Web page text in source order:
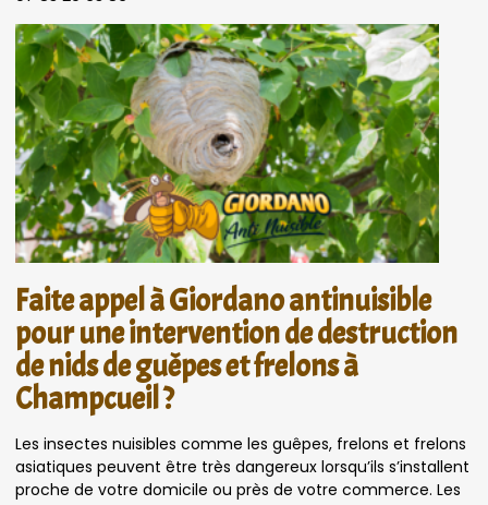
Faite appel à Giordano antinuisible
pour une intervention de destruction
de nids de guêpes et frelons à
Champcueil ?
Les insectes nuisibles comme les guêpes, frelons et frelons
asiatiques peuvent être très dangereux lorsqu’ils s’installent
proche de votre domicile ou près de votre commerce. Les